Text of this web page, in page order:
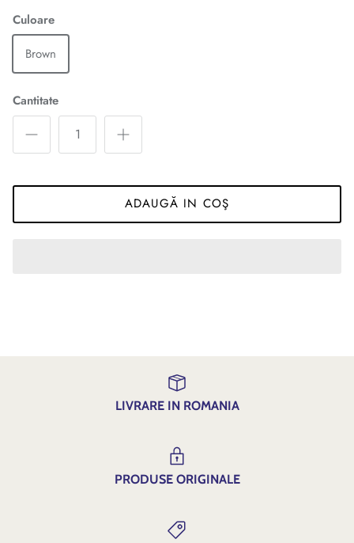
Culoare
Brown
Cantitate
ADAUGĂ IN COŞ
LIVRARE IN ROMANIA
PRODUSE ORIGINALE